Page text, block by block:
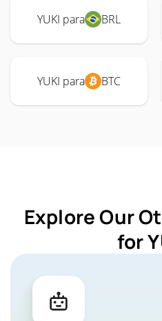
YUKI para BRL
YUKI para BTC
Explore Our
for